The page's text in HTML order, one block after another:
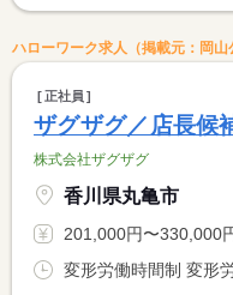
ハローワーク求人（掲載元：岡山
正社員
ザグザグ／店長候
株式会社ザグザグ
香川県丸亀市
201,000円〜330,000円 ※フルタイム求人の場